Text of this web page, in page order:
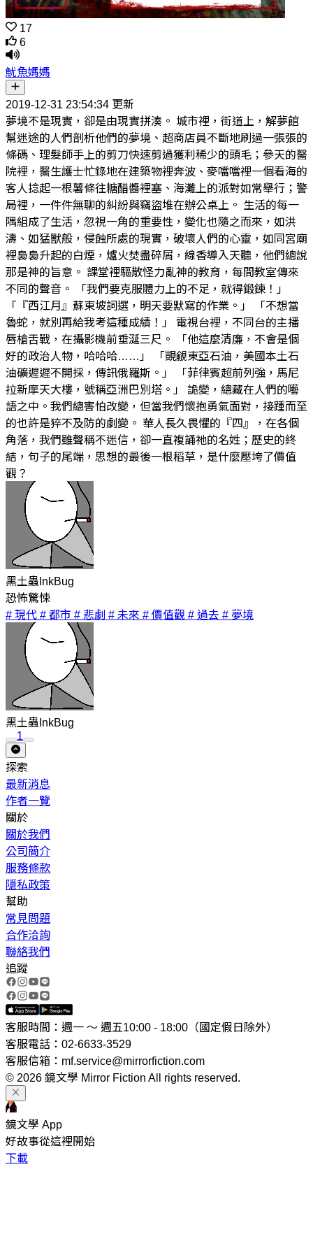
17
6
魷魚媽媽
2019-12-31 23:54:34 更新
夢境不是現實，卻是由現實拼湊。 城市裡，街道上，解夢館
幫迷途的人們剖析他們的夢境、超商店員不斷地刷過一張張的
條碼、理髮師手上的剪刀快速剪過獲利稀少的頭毛；參天的醫
院裡，醫生護士忙錄地在建築物裡奔波、麥噹噹裡一個看海的
客人捻起一根薯條往糖醋醬裡塞、海灘上的派對如常舉行；警
局裡，一件件無聊的糾紛與竊盜堆在辦公桌上。 生活的每一
隅組成了生活，忽視一角的重要性，變化也隨之而來，如洪
濤、如猛獸般，侵蝕所處的現實，破壞人們的心靈，如同宮廟
裡裊裊升起的白煙，爐火焚盡碎屑，線香導入天聽，他們總說
那是神的旨意。 課堂裡驅散怪力亂神的教育，每間教室傳來
不同的聲音。 「我們要克服體力上的不足，就得鍛鍊！」
「『西江月』蘇東坡詞選，明天要默寫的作業。」 「不想當
魯蛇，就別再給我考這種成績！」 電視台裡，不同台的主播
唇槍舌戰，在攝影機前垂涎三尺。 「他這麼清廉，不會是個
好的政治人物，哈哈哈……」 「覬覦東亞石油，美國本土石
油礦遲遲不開採，傳訊俄羅斯。」 「菲律賓超前列強，馬尼
拉新摩天大樓，號稱亞洲巴別塔。」 詭變，總藏在人們的囈
語之中。我們總害怕改變，但當我們懷抱勇氣面對，接踵而至
的也許是猝不及防的劇變。 華人長久畏懼的『四』，在各個
角落，我們雖聲稱不迷信，卻一直複誦祂的名姓；歷史的終
結，句子的尾端，思想的最後一根稻草，是什麼壓垮了價值
觀？
黑土蟲InkBug
恐怖驚悚
# 現代 # 都市 # 悲劇 # 未來 # 價值觀 # 過去 # 夢境
黑土蟲InkBug
1
探索
最新消息
作者一覽
關於
關於我們
公司簡介
服務條款
隱私政策
幫助
常見問題
合作洽詢
聯絡我們
追蹤
客服時間：週一 ～ 週五10:00 - 18:00（國定假日除外）
客服電話：02-6633-3529
客服信箱：mf.service@mirrorfiction.com
© 2026 鏡文學 Mirror Fiction All rights reserved.
鏡文學 App
好故事從這裡開始
下載